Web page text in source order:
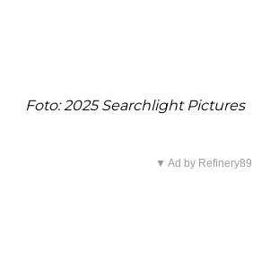
Foto: 2025 Searchlight Pictures
▼ Ad by Refinery89